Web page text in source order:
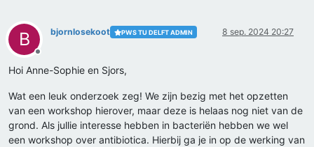
B
Offline
bjornlosekoot PWS TU DELFT ADMIN 8 sep. 2024 20:27
Hoi Anne-Sophie en Sjors,
Wat een leuk onderzoek zeg! We zijn bezig met het opzetten
van een workshop hierover, maar deze is helaas nog niet van de
grond. Als jullie interesse hebben in bacteriën hebben we wel
een workshop over antibiotica. Hierbij ga je in op de werking van